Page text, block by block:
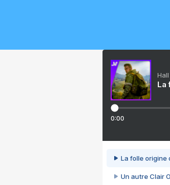
La
0:00
La folle origine
Un autre Clair